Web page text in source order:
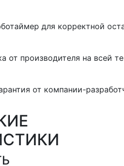
для корректной
от производителя на всей
от компании-